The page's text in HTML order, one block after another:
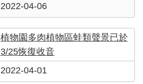
2022-04-06
植物園多肉植物區蛙類聲景已於
3/25恢復收音
2022-04-01